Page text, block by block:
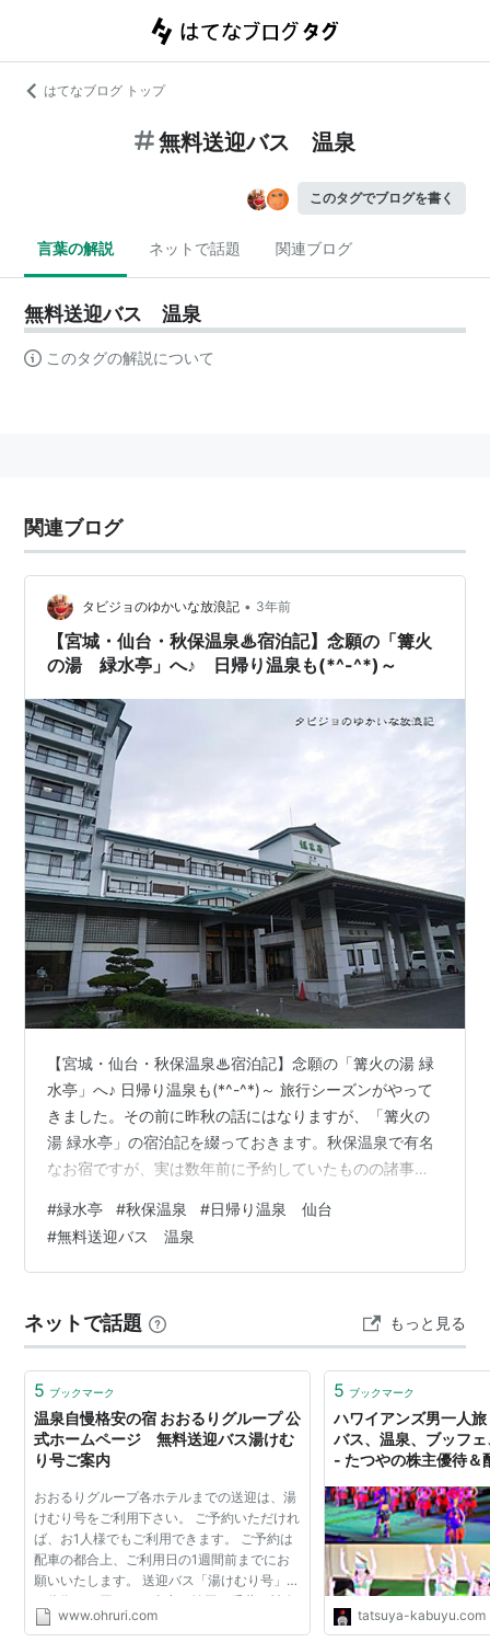
はてなブログ トップ
無料送迎バス 温泉
このタグでブログを書く
言葉の解説 ネットで話題 関連ブログ
無料送迎バス 温泉
このタグの解説について
関連ブログ
タビジョのゆかいな放浪記 • 3年前
【宮城・仙台・秋保温泉♨宿泊記】念願の「篝火
の湯 緑水亭」へ♪ 日帰り温泉も(*^-^*)～
【宮城・仙台・秋保温泉♨宿泊記】念願の「篝火の湯 緑
水亭」へ♪ 日帰り温泉も(*^-^*)～ 旅行シーズンがやって
きました。その前に昨秋の話にはなりますが、「篝火の
湯 緑水亭」の宿泊記を綴っておきます。秋保温泉で有名
なお宿ですが、実は数年前に予約していたものの諸事情
出来たのです。。 こちらの「緑水亭」、仙台駅から無料
送迎してくれるんですよね。飛行機や新幹線で仙台入り
する人にとってはとてもポイント高いですよね～(*^^)v 1
台市内（太白区）でした(^-^; なので厳密に言うと、前日
は仙台駅周辺で…
#緑水亭 #秋保温泉 #日帰り温泉 仙台
#無料送迎バス 温泉
ネットで話題 もっと見る
5 ブックマーク
温泉自慢格安の宿 おおるりグループ 公
式ホームページ 無料送迎バス湯けむ
り号ご案内
おおるりグループ各ホテルまでの送迎は、湯
けむり号をご利用下さい。 ご予約いただけれ
ば、お1人様でもご利用できます。 ご予約は
配車の都合上、ご利用日の1週間前までにお
願いいたします。 送迎バス「湯けむり号」
（往復300円）は、東京・埼玉・千葉・神奈
川の各所から通年運行（12月31日〜1月2日は
www.ohruri.com
5 ブックマーク
ハワイアンズ男一人
バス、温泉、ブッフ
- たつやの株主優待＆
tatsuya-kabuyu.com